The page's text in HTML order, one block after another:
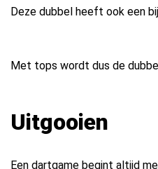
Deze dubbel heeft ook een
Met tops wordt dus de
Uitgooien
Een dartgame begint altijd